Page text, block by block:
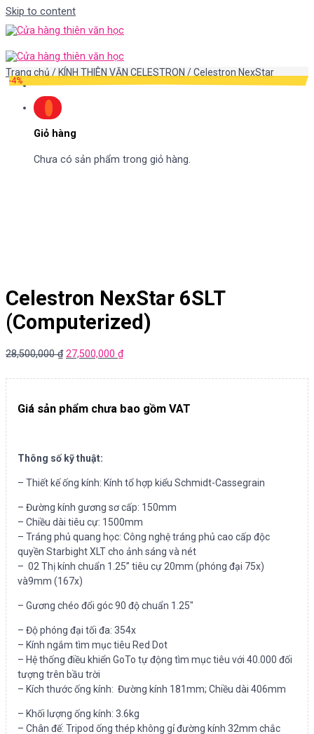
Skip to content
Giỏ hàng
Chưa có sản phẩm trong giỏ hàng.
Trang chủ / KÍNH THIÊN VĂN CELESTRON /Celestron NexStar
-4%
Celestron NexStar 6SLT
(Computerized)
28,500,000₫ 27,500,000 ₫
Giá sản phẩm chưa bao gồm VAT
Thông số kỹ thuật:
– Thiết kế ống kính: Kính tổ hợp kiểu Schmidt-Cassegrain
– Đường kính gương sơ cấp: 150mm
– Chiều dài tiêu cự: 1500mm
– Tráng phủ quang học: Công nghệ tráng phủ cao cấp độc
quyền Starbight XLT cho ảnh sáng và nét
– 02 Thị kính chuẩn 1.25” tiêu cự 20mm (phóng đại 75x)
và9mm (167x)
– Gương chéo đổi góc 90 độ chuẩn 1.25″
– Độ phóng đại tối đa: 354x
– Kính ngắm tìm mục tiêu Red Dot
– Hệ thống điều khiển GoTo tự động tìm mục tiêu với 40.000 đối
tượng trên bầu trời
– Kích thước ống kính: Đường kính 181mm; Chiều dài 406mm
– Khối lượng ống kính: 3.6kg
– Chân đế: Tripod ống thép không gỉ đường kính 32mm chắc